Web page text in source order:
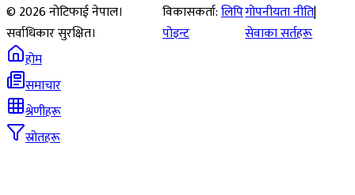
©2026नोटिफाई नेपाल।
सर्वाधिकार सुरक्षित।
विकासकर्ता:लिपि
पोइन्ट
गोपनीयता नीति|
सेवाका सर्तहरू
होम
समाचार
श्रेणीहरू
स्रोतहरू